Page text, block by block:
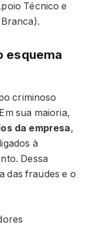
Técnico e
esquema
criminoso
sua maioria,
da empresa,
à
Dessa
das fraudes e o